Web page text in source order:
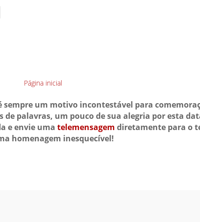
Página inicial
um motivo incontestável para
palavras, um pouco de sua alegria por esta
e envie uma telemensagem diretamente para o
homenagem inesquecível!